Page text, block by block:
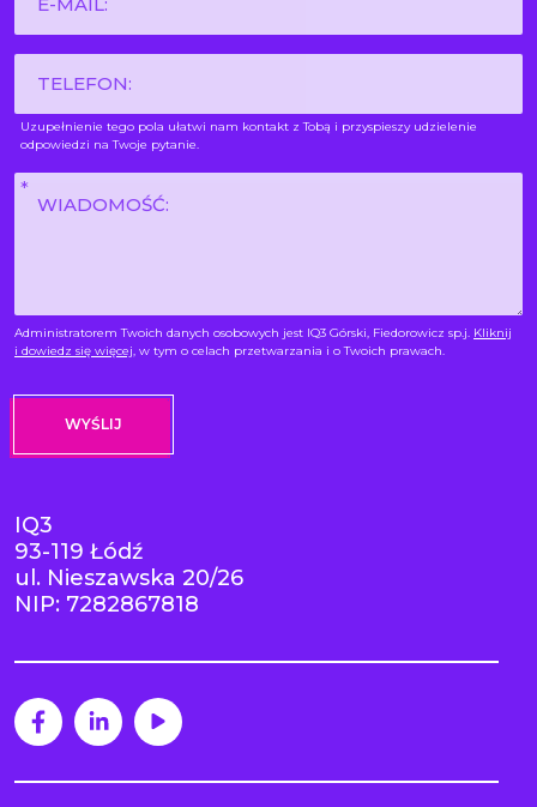
mail
Uzupełnienie tego pola ułatwi nam kontakt z Tobą i przyspieszy udzielenie
odpowiedzi na Twoje pytanie.
Wiadomość
Administratorem Twoich danych osobowych jest IQ3 Górski, Fiedorowicz sp.j. Kliknij
i dowiedz się więcej, w tym o celach przetwarzania i o Twoich prawach.
IQ3
93-119 Łódź
ul. Nieszawska 20/26
NIP: 7282867818